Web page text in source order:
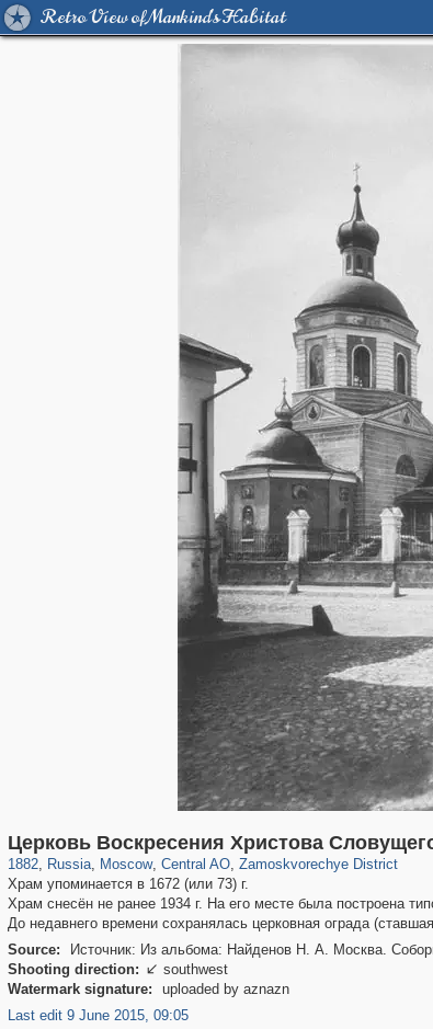
Retro View of Mankind's Habitat
Церковь Воскресения Христова
1882, Russia
1,406,274 29,243
, Moscow
319,780 8,286
, Central AO
159,978 5,916
, Zamoskvorechye District
6,190 211
Храм упоминается в 1672 (или 73) г.
Храм снесён не ранее 1934 г. На его месте была построена
До недавнего времени сохранялась церковная ограда
Source:
Источник: Из альбома: Найденов Н. А. Москва.
Shooting direction:  southwest
Watermark signature:
uploaded by aznazn
Last edit 9 June 2015, 09:05